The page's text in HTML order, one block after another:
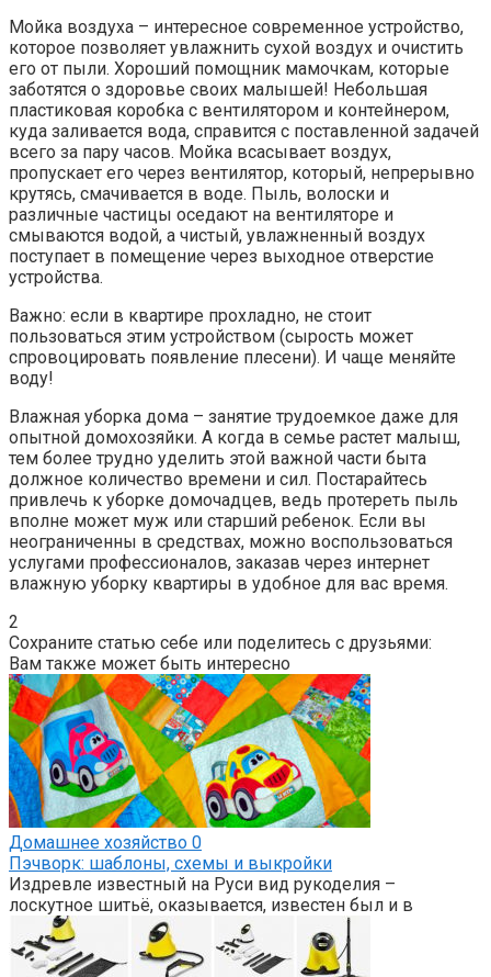
Мойка воздуха – интересное современное устройство,
которое позволяет увлажнить сухой воздух и очистить
его от пыли. Хороший помощник мамочкам, которые
заботятся о здоровье своих малышей! Небольшая
пластиковая коробка с вентилятором и контейнером,
куда заливается вода, справится с поставленной задачей
всего за пару часов. Мойка всасывает воздух,
пропускает его через вентилятор, который, непрерывно
крутясь, смачивается в воде. Пыль, волоски и
различные частицы оседают на вентиляторе и
смываются водой, а чистый, увлажненный воздух
поступает в помещение через выходное отверстие
устройства.
Важно: если в квартире прохладно, не стоит
пользоваться этим устройством (сырость может
спровоцировать появление плесени). И чаще меняйте
воду!
Влажная уборка дома – занятие трудоемкое даже для
опытной домохозяйки. А когда в семье растет малыш,
тем более трудно уделить этой важной части быта
должное количество времени и сил. Постарайтесь
привлечь к уборке домочадцев, ведь протереть пыль
вполне может муж или старший ребенок. Если вы
неограниченны в средствах, можно воспользоваться
услугами профессионалов, заказав через интернет
влажную уборку квартиры в удобное для вас время.
2
Сохраните статью себе или поделитесь с друзьями:
Вам также может быть интересно
Домашнее хозяйство 0
Пэчворк: шаблоны, схемы и выкройки
Издревле известный на Руси вид рукоделия –
лоскутное шитьё, оказывается, известен был и в